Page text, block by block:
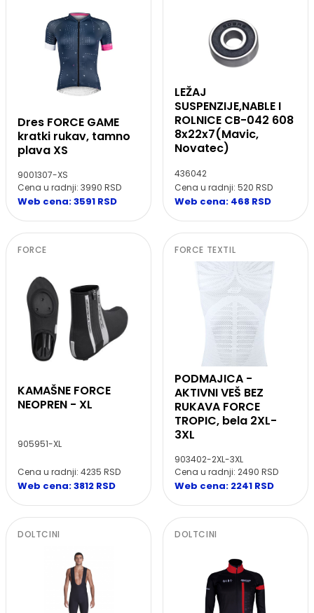
Dres FORCE GAME
kratki rukav, tamno
plava XS
9001307-XS
Cena u radnji: 3990 RSD
Web cena: 3591 RSD
LEŽAJ
SUSPENZIJE,NABLE I
ROLNICE CB-042 608
8x22x7(Mavic,
Novatec)
436042
Cena u radnji: 520 RSD
Web cena: 468 RSD
FORCE
KAMAŠNE FORCE
NEOPREN - XL
905951-XL
Cena u radnji: 4235 RSD
Web cena: 3812 RSD
FORCE TEXTIL
PODMAJICA -
AKTIVNI VEŠ BEZ
RUKAVA FORCE
TROPIC, bela 2XL-
3XL
903402-2XL-3XL
Cena u radnji: 2490 RSD
Web cena: 2241 RSD
DOLTCINI DOLTCINI